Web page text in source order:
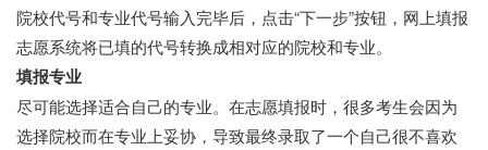
院校代号和专业代号输入完毕后，点击“下一步”按钮，网上填报
志愿系统将已填的代号转换成相对应的院校和专业。
填报专业
尽可能选择适合自己的专业。在志愿填报时，很多考生会因为
选择院校而在专业上妥协，导致最终录取了一个自己很不喜欢